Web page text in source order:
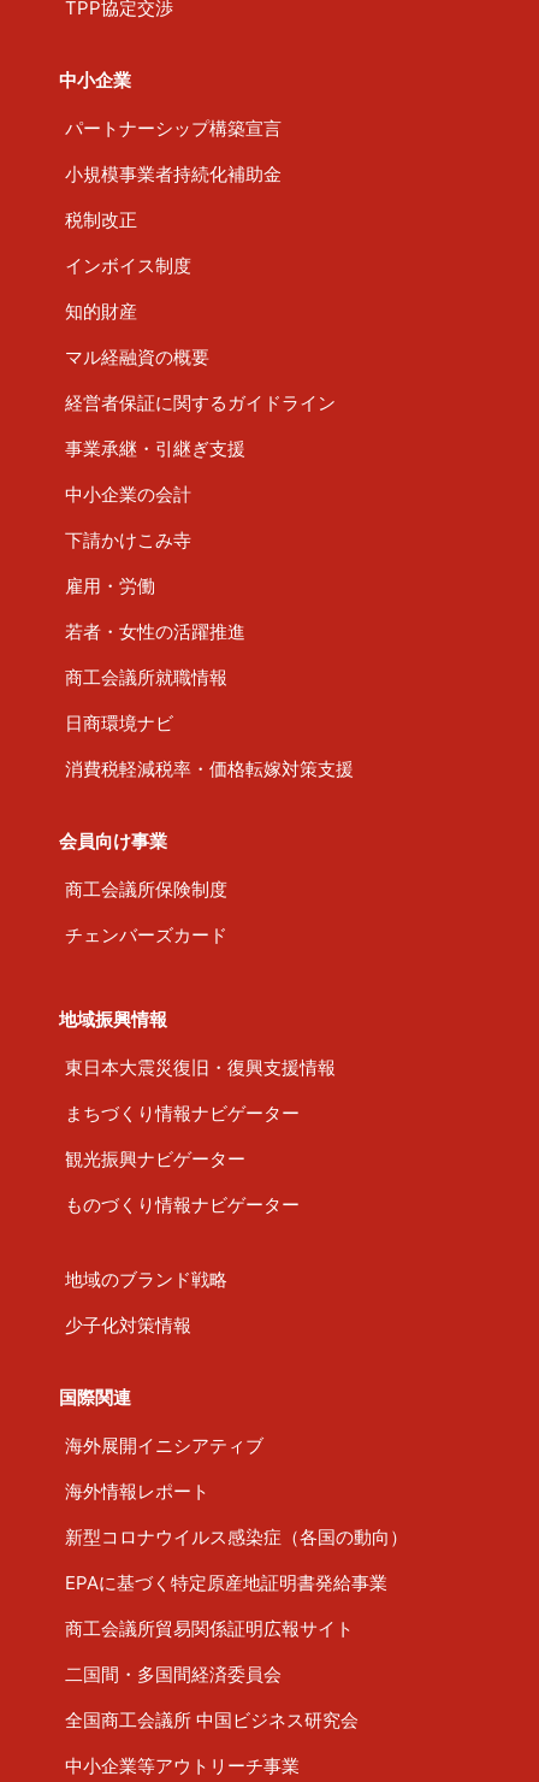
TPP協定交渉
中小企業
パートナーシップ構築宣言
小規模事業者持続化補助金
税制改正
インボイス制度
知的財産
マル経融資の概要
経営者保証に関するガイドライン
事業承継・引継ぎ支援
中小企業の会計
下請かけこみ寺
雇用・労働
若者・女性の活躍推進
商工会議所就職情報
日商環境ナビ
消費税軽減税率・価格転嫁対策支援
会員向け事業
商工会議所保険制度
チェンバーズカード
地域振興情報
東日本大震災復旧・復興支援情報
まちづくり情報ナビゲーター
観光振興ナビゲーター
ものづくり情報ナビゲーター
地域のブランド戦略
少子化対策情報
国際関連
海外展開イニシアティブ
海外情報レポート
新型コロナウイルス感染症（各国の動向）
EPAに基づく特定原産地証明書発給事業
商工会議所貿易関係証明広報サイト
二国間・多国間経済委員会
全国商工会議所 中国ビジネス研究会
中小企業等アウトリーチ事業